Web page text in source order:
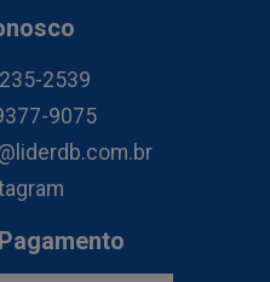
2539
9075